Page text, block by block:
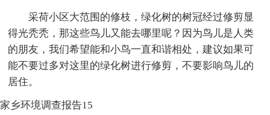
采荷小区大范围的修枝，绿化树的树冠经过修剪显
得光秃秃，那这些鸟儿又能去哪里呢？因为鸟儿是人类
的朋友，我们希望能和小鸟一直和谐相处，建议如果可
能不要过多对这里的绿化树进行修剪，不要影响鸟儿的
居住。
家乡环境调查报告15